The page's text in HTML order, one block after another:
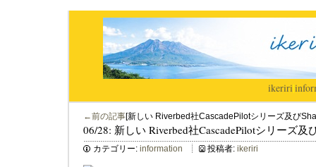
ikeriri|
←前の記事[新しい Riverbed社CascadePilotシリーズ及び
06/28: 新しい Riverbed社CascadePilotシリーズ及
カテゴリー: information 投稿者: ikeriri